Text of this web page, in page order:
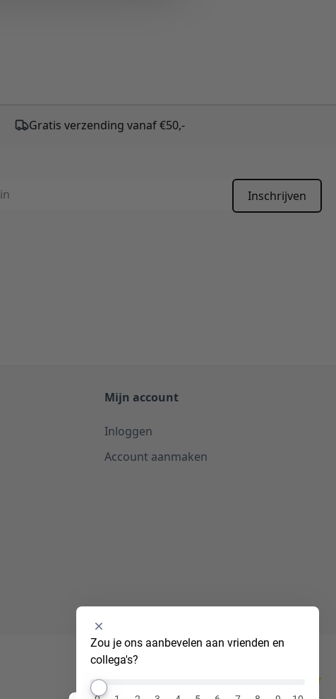
Gratis verzending vanaf €50,-
Inschrijven
Mijn account
Inloggen
Account aanmaken
Zou je ons aanbevelen aan vrienden en
collega's?
Selecteer
een
optie
van
0